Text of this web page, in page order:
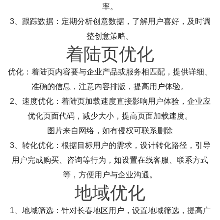
率。
3、跟踪数据：定期分析创意数据，了解用户喜好，及时调
整创意策略。
着陆页优化
优化：着陆页内容要与企业产品或服务相匹配，提供详细、
准确的信息，注意内容排版，提高用户体验。
2、速度优化：着陆页加载速度直接影响用户体验，企业应
优化页面代码，减少大小，提高页面加载速度。
图片来自网络，如有侵权可联系删除
3、转化优化：根据目标用户的需求，设计转化路径，引导
用户完成购买、咨询等行为，如设置在线客服、联系方式
等，方便用户与企业沟通。
地域优化
1、地域筛选：针对长春地区用户，设置地域筛选，提高广